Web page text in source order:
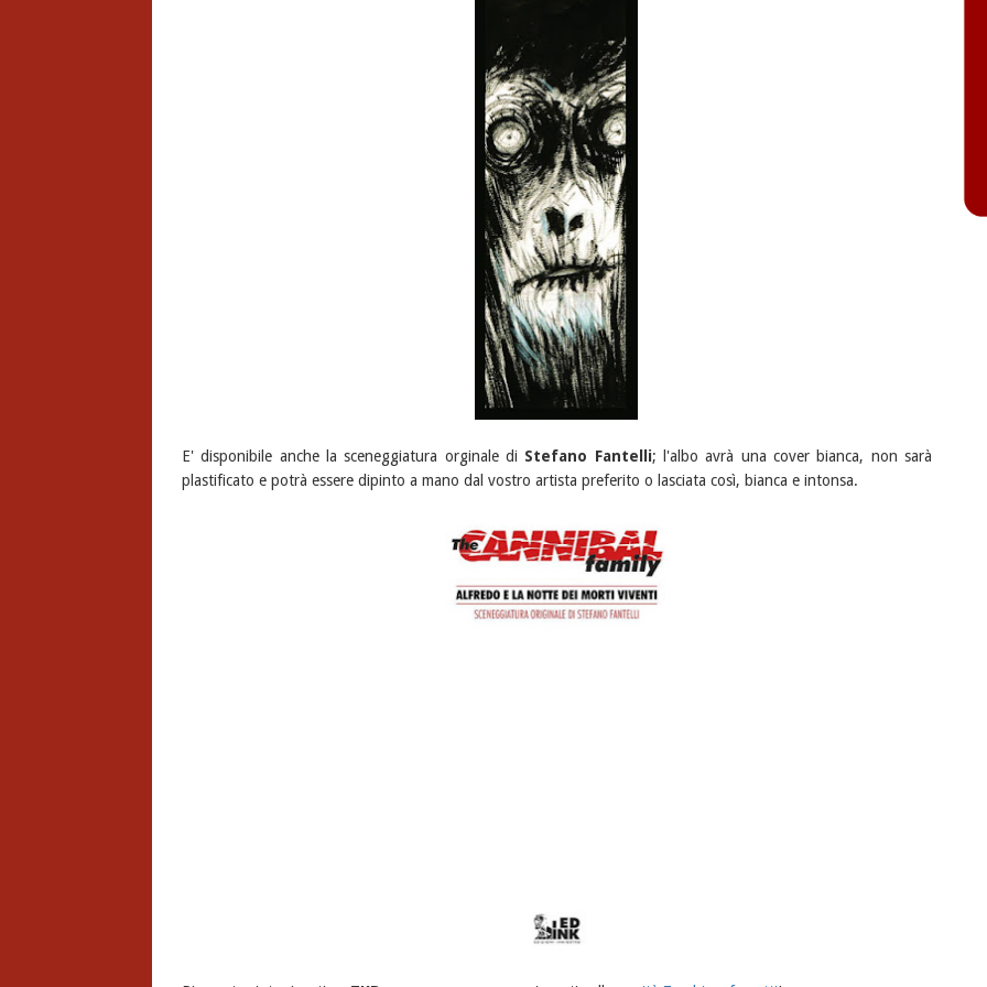
E' disponibile anche la sceneggiatura orginale di Stefano Fantelli; l'albo avrà una cover bianca, non sarà
plastificato e potrà essere dipinto a mano dal vostro artista preferito o lasciata così, bianca e intonsa.